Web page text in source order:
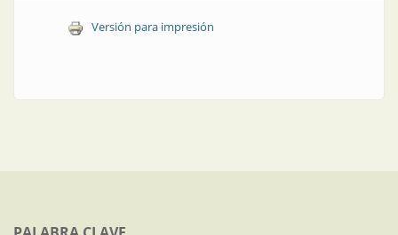
Versión para impresión